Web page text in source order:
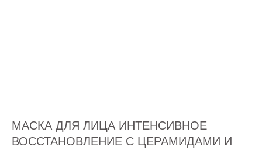
МАСКА ДЛЯ ЛИЦА ИНТЕНСИВНОЕ
ВОССТАНОВЛЕНИЕ С ЦЕРАМИДАМИ И